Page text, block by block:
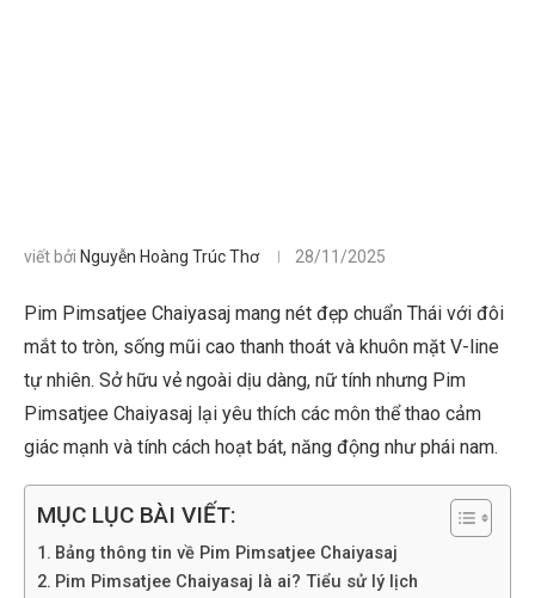
viết bởi Nguyễn Hoàng Trúc Thơ 28/11/2025
Pim Pimsatjee Chaiyasaj mang nét đẹp chuẩn Thái với đôi
mắt to tròn, sống mũi cao thanh thoát và khuôn mặt V-line
tự nhiên. Sở hữu vẻ ngoài dịu dàng, nữ tính nhưng Pim
Pimsatjee Chaiyasaj lại yêu thích các môn thể thao cảm
giác mạnh và tính cách hoạt bát, năng động như phái nam.
MỤC LỤC BÀI VIẾT:
Bảng thông tin về Pim Pimsatjee Chaiyasaj
Pim Pimsatjee Chaiyasaj là ai? Tiểu sử lý lịch